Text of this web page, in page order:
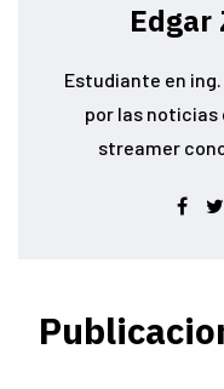
Edgar
Estudiante en
por las noticias
streamer